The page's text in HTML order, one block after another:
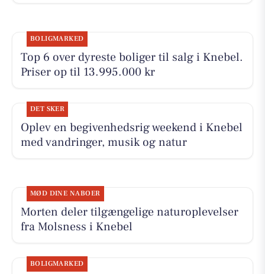
BOLIGMARKED
Top 6 over dyreste boliger til salg i Knebel.
Priser op til 13.995.000 kr
DET SKER
Oplev en begivenhedsrig weekend i Knebel
med vandringer, musik og natur
MØD DINE NABOER
Morten deler tilgængelige naturoplevelser
fra Molsness i Knebel
BOLIGMARKED